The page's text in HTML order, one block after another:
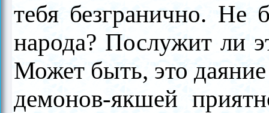
тебя безгранично. Не
народа? Послужит ли
Может быть, это
демонов-якшей